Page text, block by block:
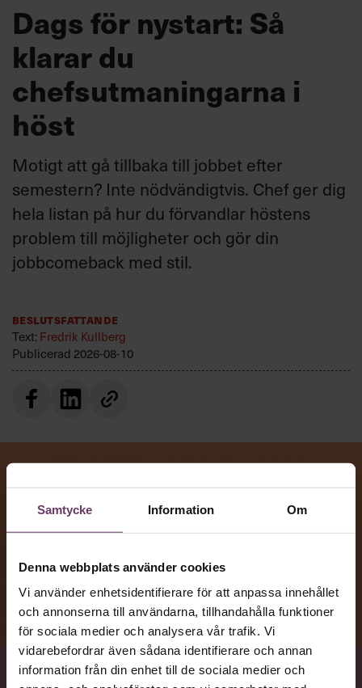
Samtycke Information Om
Denna webbplats använder cookies
Vi använder enhetsidentifierare för att anpassa innehållet
och annonserna till användarna, tillhandahålla funktioner
för sociala medier och analysera vår trafik. Vi
vidarebefordrar även sådana identifierare och annan
information från din enhet till de sociala medier och
Dags för nystart: Så
klarar du
chefsutmaningarna i
höst
Motigt att gå tillbaka till jobbet efter
semestern? Inte nödvändigtvis. Chef ger dig
hela listan på hur du förvandlar höstens
problem till möjligheter och gör din
jobbcomeback med stil.
Beslutsfattande
Text:Fredrik Kullberg
Publicerad 2026-08-10